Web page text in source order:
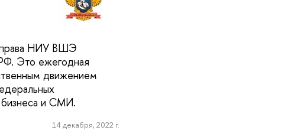
права НИУ ВШЭ
Это ежегодная
движением
бизнеса и СМИ.
14 декабря, 2022 г.